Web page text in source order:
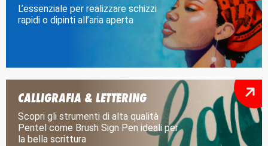
L’essenziale per realizzare schizzi
rapidi o dipinti all’aria aperta
CALLIGRAFIA & LETTERING
Scopri gli strumenti di alta qualità
Pentel come Brush Sign Pen ideali per
la bella scrittura